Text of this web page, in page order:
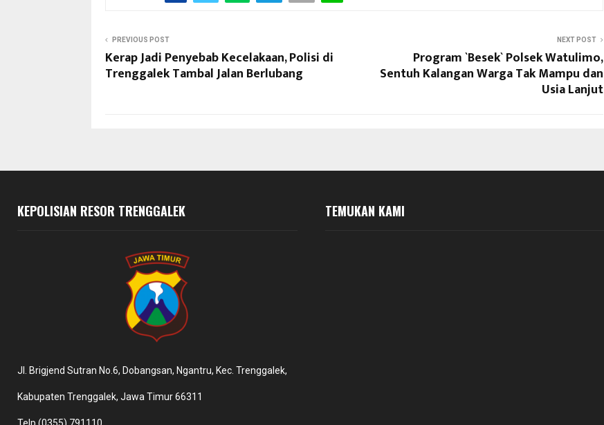
PREVIOUS POST
Kerap Jadi Penyebab Kecelakaan, Polisi di
Trenggalek Tambal Jalan Berlubang
NEXT POST
Program `Besek` Polsek Watulimo,
Sentuh Kalangan Warga Tak Mampu dan
Usia Lanjut
KEPOLISIAN RESOR TRENGGALEK
Jl. Brigjend Sutran No.6, Dobangsan, Ngantru, Kec. Trenggalek,
Kabupaten Trenggalek, Jawa Timur 66311
Telp (0355) 791110
TEMUKAN KAMI